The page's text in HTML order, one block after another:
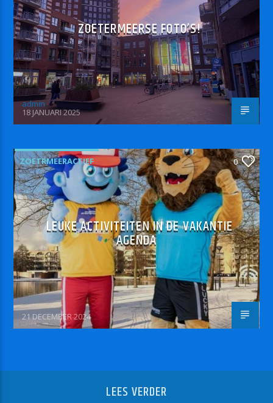
ZOETERMEERSE FOTO’S!
admin
18 JANUARI 2025
ZOETRMEERACTIEF 0
LEUKE ACTIVITEITEN IN DE VAKANTIE
AGENDA
21 DECEMBER 2024
LEES VERDER